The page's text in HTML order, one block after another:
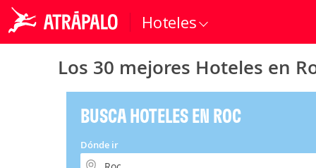
Hoteles
Los 30 mejores Hoteles en
BUSCA HOTELES EN ROC
Dónde ir